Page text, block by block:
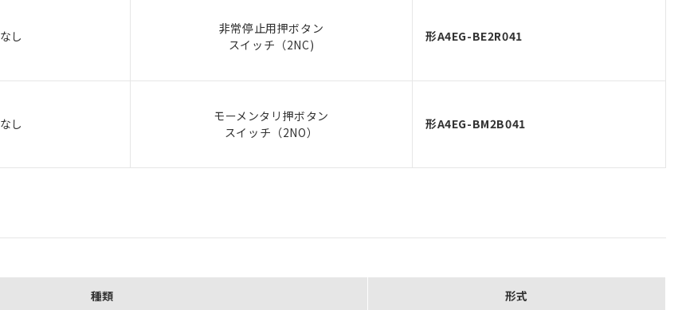
なし
非常停止用押ボタン
スイッチ（2NC)
形A4EG-BE2R041
なし
モーメンタリ押ボタン
スイッチ（2NO）
形A4EG-BM2B041
種類 形式